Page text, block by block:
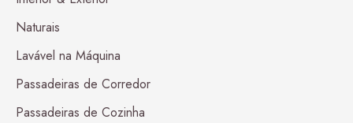
Naturais
Lavável na Máquina
Passadeiras de Corredor
Passadeiras de Cozinha